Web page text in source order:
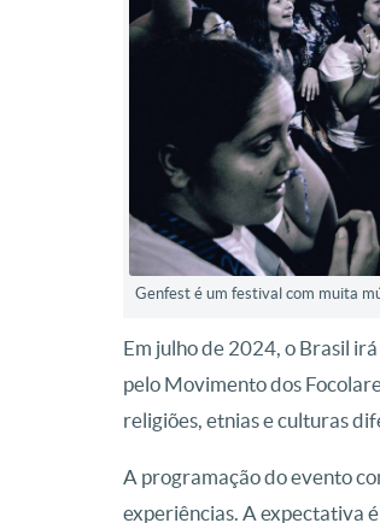
Genfest é um festival com muita
Em julho de 2024, o Brasil
pelo Movimento dos
religiões, etnias e culturas
A programação do evento
experiências. A expectativa